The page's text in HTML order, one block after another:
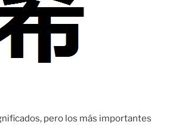
pero los más importantes